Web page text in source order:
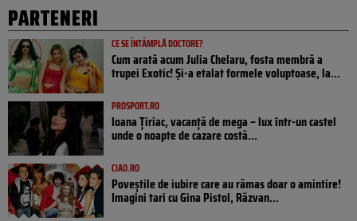
PARTENERI
CE SE ÎNTÂMPLĂ DOCTORE?
Cum arată acum Julia Chelaru, fosta membră a
trupei Exotic! Și-a etalat formele voluptoase, la...
PROSPORT.RO
Ioana Țiriac, vacanță de mega – lux într-un castel
unde o noapte de cazare costă...
CIAO.RO
Poveştile de iubire care au rămas doar o amintire!
Imagini tari cu Gina Pistol, Răzvan...